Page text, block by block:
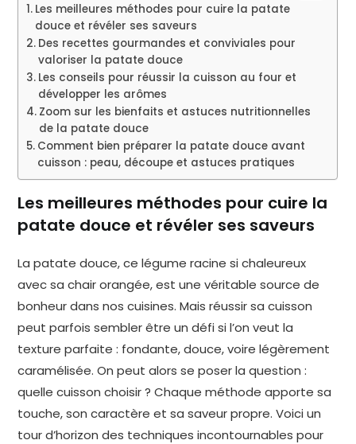
Les meilleures méthodes pour cuire la patate
douce et révéler ses saveurs
Des recettes gourmandes et conviviales pour
valoriser la patate douce
Les conseils pour réussir la cuisson au four et
développer les arômes
Zoom sur les bienfaits et astuces nutritionnelles
de la patate douce
Comment bien préparer la patate douce avant
cuisson : peau, découpe et astuces pratiques
Les meilleures méthodes pour cuire la
patate douce et révéler ses saveurs
La patate douce, ce légume racine si chaleureux
avec sa chair orangée, est une véritable source de
bonheur dans nos cuisines. Mais réussir sa cuisson
peut parfois sembler être un défi si l’on veut la
texture parfaite : fondante, douce, voire légèrement
caramélisée. On peut alors se poser la question :
quelle cuisson choisir ? Chaque méthode apporte sa
touche, son caractère et sa saveur propre. Voici un
tour d’horizon des techniques incontournables pour